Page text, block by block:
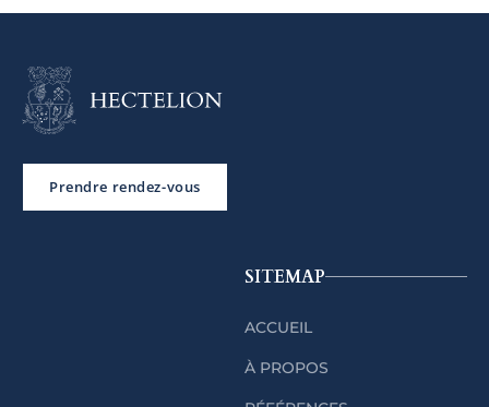
Prendre rendez-vous
SITEMAP
ACCUEIL
À PROPOS